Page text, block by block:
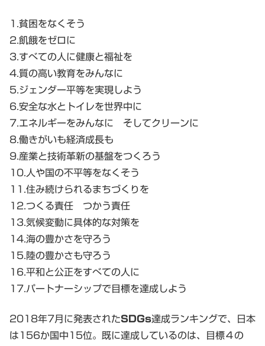
1.貧困をなくそう
2.飢餓をゼロに
3.すべての人に健康と福祉を
4.質の高い教育をみんなに
5.ジェンダー平等を実現しよう
6.安全な水とトイレを世界中に
7.エネルギーをみんなに そしてクリーンに
8.働きがいも経済成長も
9.産業と技術革新の基盤をつくろう
10.人や国の不平等をなくそう
11.住み続けられるまちづくりを
12.つくる責任 つかう責任
13.気候変動に具体的な対策を
14.海の豊かさを守ろう
15.陸の豊かさも守ろう
16.平和と公正をすべての人に
17.パートナーシップで目標を達成しよう
2018年7月に発表されたSDGs達成ランキングで、日本
は156か国中15位。既に達成しているのは、目標４の